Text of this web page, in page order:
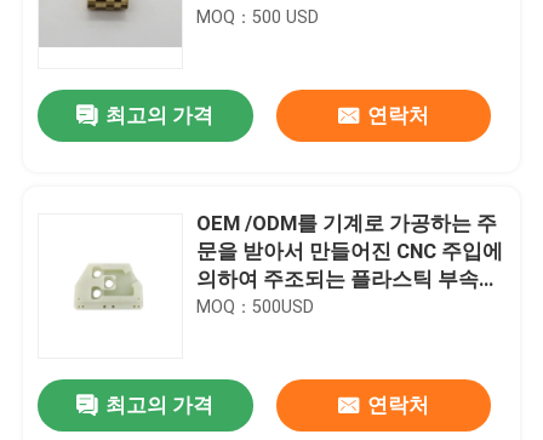
MOQ：500 USD
최고의 가격 연락처
OEM /ODM를 기계로 가공하는 주
문을 받아서 만들어진 CNC 주입에
의하여 주조되는 플라스틱 부속
PC 엿봄 아BS POM
MOQ：500USD
최고의 가격 연락처